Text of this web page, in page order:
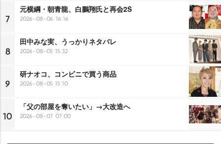
7
元横綱・朝青龍、白鵬翔氏と再会2S
2026-08-06 16:16
8
田中みな実、うっかりネタバレ
2026-08-05 15:32
9
研ナオコ、コンビニで買う商品
2026-08-05 15:10
10
「父の部屋を奪いたい」→大改造へ
2026-08-07 07:00